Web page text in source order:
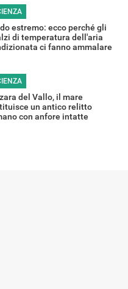
estremo: ecco perché gli
di temperatura dell'aria
ci fanno ammalare
del Vallo, il mare
un antico relitto
con anfore intatte